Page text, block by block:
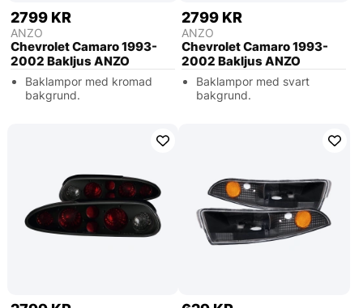
2799 KR
ANZO
Chevrolet Camaro 1993-
2002 Bakljus ANZO
Baklampor med kromad
bakgrund.
2799 KR
ANZO
Chevrolet Camaro 1993-
2002 Bakljus ANZO
Baklampor med svart
bakgrund.